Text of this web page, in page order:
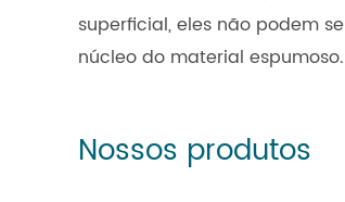
superficial, eles não podem
núcleo do material espumoso.
Nossos produtos